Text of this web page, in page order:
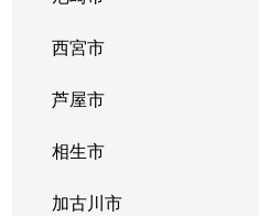
西宮市
芦屋市
相生市
加古川市